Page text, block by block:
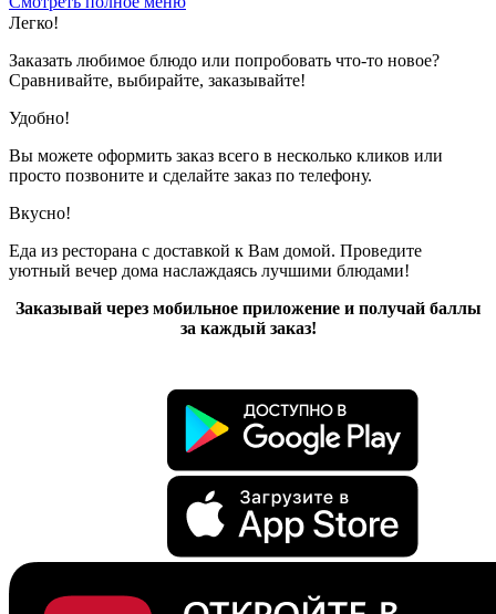
Показано с 1 по 1 из 1 (всего 1 страниц)
Легко!
Заказать любимое блюдо или попробовать что-то новое?
Сравнивайте, выбирайте, заказывайте!
Удобно!
Вы можете оформить заказ всего в несколько кликов или
просто позвоните и сделайте заказ по телефону.
Вкусно!
Еда из ресторана с доставкой к Вам домой. Проведите
уютный вечер дома наслаждаясь лучшими блюдами!
Заказывай через мобильное приложение и получай баллы
за каждый заказ!